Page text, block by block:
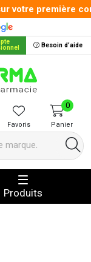
votre première
Besoin d’aide
Votre pharmacie
Favoris Panier
0
Produits